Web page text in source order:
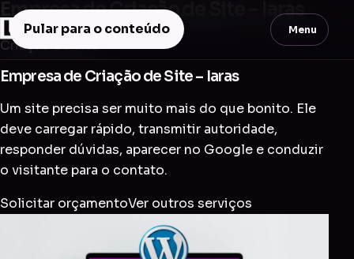
Pular para o conteúdo Menu
Empresa de Criação de Site – Iaras
Criação de Site
Empresa de Criação de Site – Iaras
Um site precisa ser muito mais do que bonito. Ele
deve carregar rápido, transmitir autoridade,
responder dúvidas, aparecer no Google e conduzir
o visitante para o contato.
Solicitar orçamentoVer outros serviços